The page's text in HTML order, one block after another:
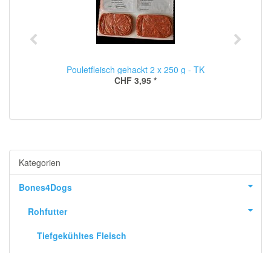
Pouletfleisch gehackt 2 x 250 g - TK
CHF 3,95 *
Kategorien
Bones4Dogs
Rohfutter
Tiefgekühltes Fleisch